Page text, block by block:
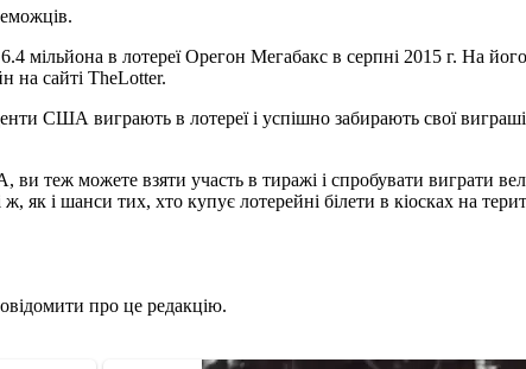
мільйона в лотереї Орегон Мегабакс в серпні 2015 г. На
на сайті TheLotter.
США виграють в лотереї і успішно забирають свої
теж можете взяти участь в тиражі і спробувати виграти
і шанси тих, хто купує лотерейні білети в кіосках на
про це редакцію.